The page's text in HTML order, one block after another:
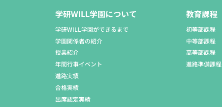
学研WILL学園について
学研WILL学園ができるまで
学園関係者の紹介
授業紹介
年間行事イベント
進路実績
合格実績
出席認定実績
教育課程
初等部課程
中等部課程
高等部課程
進路準備課程